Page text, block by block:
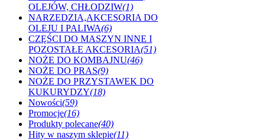
OLEJÓW, CHŁODZIW(1)
NARZEDZIA,AKCESORIA DO
OLEJU I PALIWA(6)
CZĘŚCI DO MASZYN INNE I
POZOSTAŁE AKCESORIA(51)
NOŻE DO KOMBAJNU(46)
NOŻE DO PRAS(9)
NOŻE DO PRZYSTAWEK DO
KUKURYDZY(18)
Nowości(59)
Promocje(16)
Produkty polecane(40)
Hity w naszym sklepie(11)